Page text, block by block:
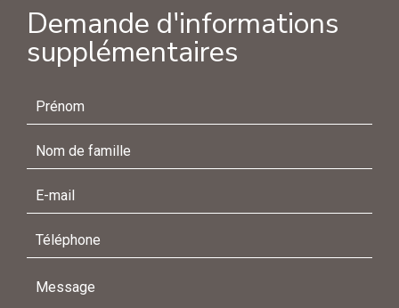
Demande d'informations
supplémentaires